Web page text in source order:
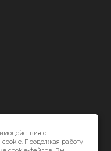
с
Продолжая работу